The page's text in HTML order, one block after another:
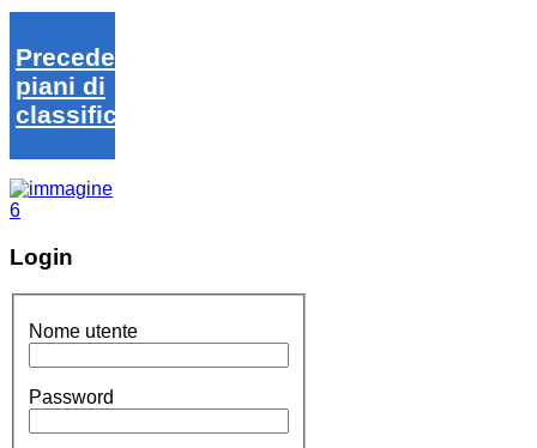
Precedenti
piani di
classifica
Login
Nome utente
Password